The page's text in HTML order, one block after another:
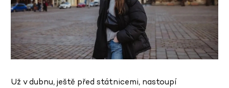
Už v dubnu, ještě před státnicemi, nastoupí